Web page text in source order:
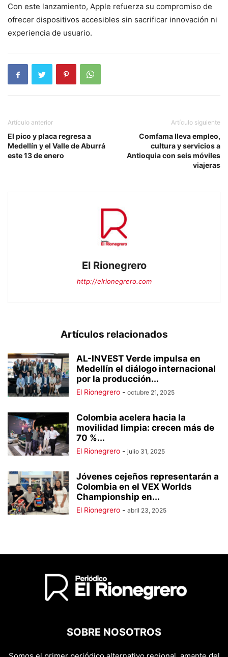
Con este lanzamiento, Apple refuerza su compromiso de
ofrecer dispositivos accesibles sin sacrificar innovación ni
experiencia de usuario.
Artículo anterior
El pico y placa regresa a
Medellín y el Valle de Aburrá
este 13 de enero
Artículo siguiente
Comfama lleva empleo,
cultura y servicios a
Antioquia con seis móviles
viajeras
El Rionegrero
http://elrionegrero.com
Artículos relacionados
AL-INVEST Verde impulsa en
Medellín el diálogo internacional
por la producción...
El Rionegrero - octubre 21, 2025
Colombia acelera hacia la
movilidad limpia: crecen más de
70 %...
El Rionegrero - julio 31, 2025
Jóvenes cejeños representarán a
Colombia en el VEX Worlds
Championship en...
El Rionegrero - abril 23, 2025
SOBRE NOSOTROS